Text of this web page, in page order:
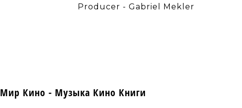
Producer - Gabriel Mekler
Мир Кино - Музыка Кино Книги